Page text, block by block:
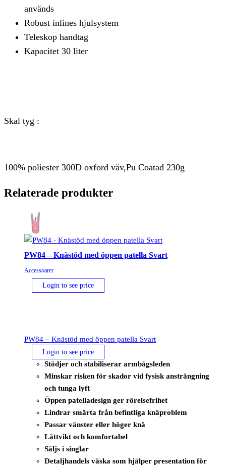
används
Robust inlines hjulsystem
Teleskop handtag
Kapacitet 30 liter
Skal tyg :
100% poliester 300D oxford väv,Pu Coatad 230g
Relaterade produkter
PW84 – Knästöd med öppen patella Svart
Accessoarer
Login to see price
PW84 – Knästöd med öppen patella Svart
Login to see price
Stödjer och stabiliserar armbågsleden
Minskar risken för skador vid fysisk ansträngning
och tunga lyft
Öppen patelladesign ger rörelsefrihet
Lindrar smärta från befintliga knäproblem
Passar vänster eller höger knä
Lättvikt och komfortabel
Säljs i singlar
Detaljhandels väska som hjälper presentation för